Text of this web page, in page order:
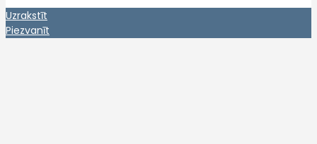
Uzrakstīt
Piezvanīt